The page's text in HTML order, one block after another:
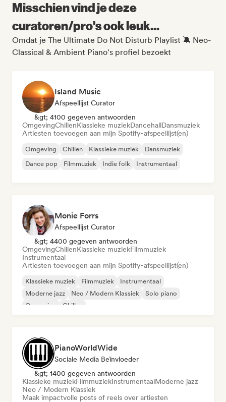
Misschien vind je deze
curatoren/pro's ook leuk...
Omdat je The Ultimate Do Not Disturb Playlist 🔕 Neo-
Classical & Ambient Piano's profiel bezoekt
Island Music
Afspeellijst Curator
&gt; 4100 gegeven antwoorden
OmgevingChillenKlassieke muziekDancehallDansmuziek
Artiesten toevoegen aan mijn Spotify-afspeellijst(en)
Omgeving Chillen Klassieke muziek
Dansmuziek
Dance pop
Filmmuziek Indie folk Instrumentaal
Monie Forrs
Afspeellijst Curator
&gt; 4400 gegeven antwoorden
OmgevingChillenKlassieke muziekFilmmuziek
Instrumentaal
Artiesten toevoegen aan mijn Spotify-afspeellijst(en)
Klassieke muziek Filmmuziek
Instrumentaal
Moderne jazz
Neo / Modern Klassiek
Solo piano
Omgeving
Chillen
PianoWorldWide
Sociale Media Beïnvloeder
&gt; 1400 gegeven antwoorden
Klassieke muziekFilmmuziekInstrumentaalModerne jazz
Neo / Modern Klassiek
Maak impactvolle posts of reels over artiesten